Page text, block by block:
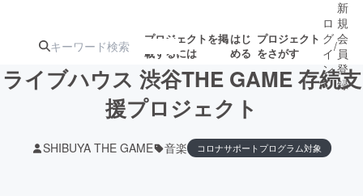
プロジェクトを掲
載するには
はじ
める
プロジェクト
をさがす
ジェクト
ターン
注目の新着プロ
ジェクト
募集終了が近いプ
ロジェクト
もうすぐ公開
されます
ロ
グ
イ
ン
/
新
規
会
員
登
録
ライブハウス 渋谷THE GAME 存続支
援プロジェクト
SHIBUYA THE GAME 音楽 コロナサポートプログラム対象